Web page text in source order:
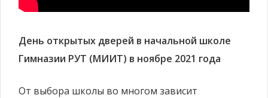
День открытых дверей в начальной школе
Гимназии РУТ (МИИТ) в ноябре 2021 года
От выбора школы во многом зависит